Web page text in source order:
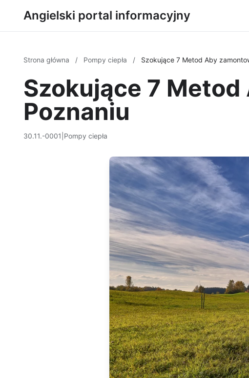
Angielski portal informacyjny
Strona główna / Pompy ciepła / Szokujące 7 Metod Aby
Szokujące 7
Poznaniu
30.11.-0001 Pompy ciepła